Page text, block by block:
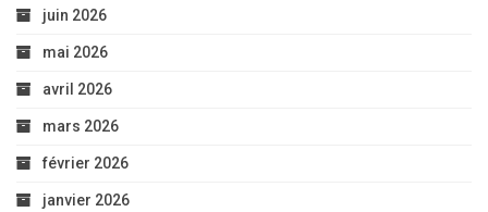
juin 2026
mai 2026
avril 2026
mars 2026
février 2026
janvier 2026